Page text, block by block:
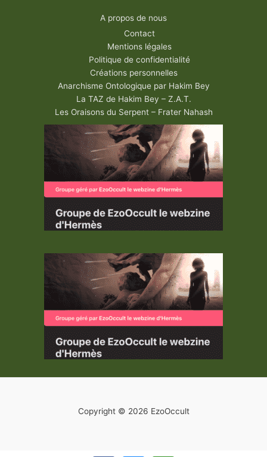
A propos de nous
Contact
Mentions légales
Politique de confidentialité
Créations personnelles
Anarchisme Ontologique par Hakim Bey
La TAZ de Hakim Bey – Z.A.T.
Les Oraisons du Serpent – Frater Nahash
Copyright © 2026 EzoOccult